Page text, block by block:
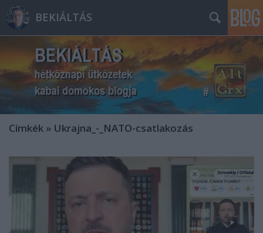
BEKIÁLTÁS
Címkék » Ukrajna_-_NATO-csatlakozás